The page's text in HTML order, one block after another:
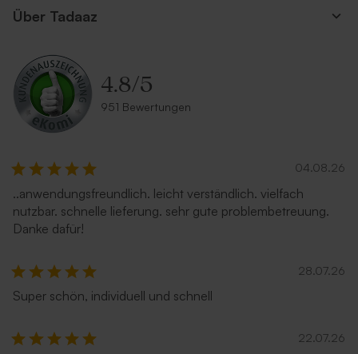
Umschlag aus Kraftpapier
Neu
Umschlag in Sandfarbe
Rostbrauner Umschlag mit
Über Tadaaz
4.8/5
951 Bewertungen
04.08.26
..anwendungsfreundlich. leicht verständlich. vielfach
nutzbar. schnelle lieferung. sehr gute problembetreuung.
Danke dafür!
28.07.26
Super schön, individuell und schnell
22.07.26